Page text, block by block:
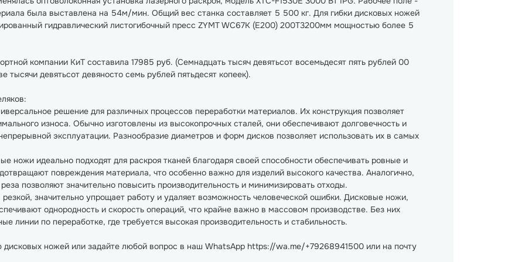
была выставлена на 54м/мин. Общий вес станка составляет 5 500 кг. Для гибки дисковых ножей
гидравлический листогибочный пресс ZYMT WC67K (E200) 200Т3200мм мощностью более 5
компании КиТ составила 17985 руб. (Семнадцать тысяч девятьсот восемьдесят пять рублей 00
девятьсот девяносто семь рублей пятьдесят копеек).
решение для различных процессов переработки материалов. Их конструкция позволяет
износа. Обычно изготовлены из высокопрочных сталей, они обеспечивают долговечность и
эксплуатации. Разнообразие диаметров и форм дисков позволяет использовать их в самых
ножи идеально подходят для раскроя тканей благодаря своей способности обеспечивать ровные и
повреждения материала, что особенно важно для изделий высокого качества. Аналогично,
позволяют значительно повысить производительность и минимизировать отходы.
значительно упрощает работу и удаляет возможность человеческой ошибки. Дисковые ножи,
однородность и скорость операций, что крайне важно в массовом производстве. Без них
линии по переработке, где требуется высокая производительность и стабильность.
дисковых ножей или задайте любой вопрос в наш WhatsApp https://wa.me/+79268941500 или на почту